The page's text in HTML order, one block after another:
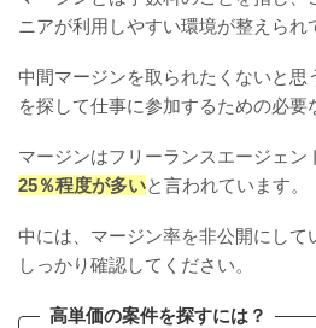
ニアが利用しやすい環境が整えられ
中間マージンを取られたくないと思
を探して仕事に参加するための必要
マージンはフリーランスエージェン
25％程度が多いと言われています。
中には、マージン率を非公開にして
しっかり確認してください。
高単価の案件を探すには？